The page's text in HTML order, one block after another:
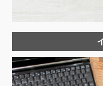
固定残業代の基礎知識
割増賃金の基礎知識
同一労働同一賃金の
同一労働同一賃金とは
安全配慮義務違反を